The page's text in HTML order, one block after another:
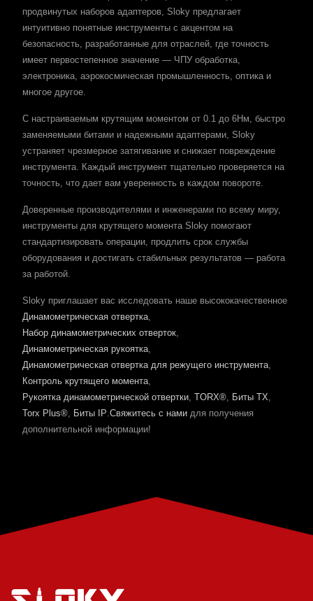
продвинутых наборов адаптеров, Sloky предлагает
интуитивно понятные инструменты с акцентом на
безопасность, разработанные для отраслей, где точность
имеет первостепенное значение — ЧПУ обработка,
электроника, аэрокосмическая промышленность, оптика и
многое другое.
С настраиваемым крутящим моментом от 0.1 до 6Нм, быстро
заменяемыми битами и надежными адаптерами, Sloky
устраняет чрезмерное затягивание и снижает повреждение
инструмента. Каждый инструмент тщательно проверяется на
точность, что дает вам уверенность в каждом повороте.
Доверенные производителями и инженерами по всему миру,
инструменты для крутящего момента Sloky помогают
стандартизировать операции, продлить срок службы
оборудования и достигать стабильных результатов — работа
за работой.
Sloky приглашает вас исследовать наше высококачественное
Динамометрическая отвертка
Набор динамометрических отверток
Динамометрическая рукоятка
Динамометрическая отвертка для режущего инструмента
Контроль крутящего момента
Рукоятка динамометрической отвертки TORX® Биты TX
Torx Plus®
Биты IP Свяжитесь с нами для получения
дополнительной информации!